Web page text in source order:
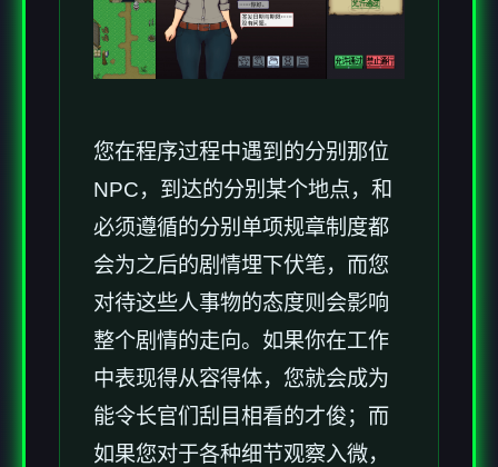
您在程序过程中遇到的分别那位
NPC，到达的分别某个地点，和
必须遵循的分别单项规章制度都
会为之后的剧情埋下伏笔，而您
对待这些人事物的态度则会影响
整个剧情的走向。如果你在工作
中表现得从容得体，您就会成为
能令长官们刮目相看的才俊；而
如果您对于各种细节观察入微，